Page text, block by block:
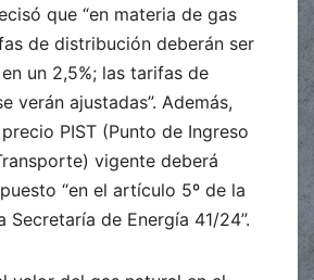
que “en materia de gas
de distribución deberán ser
un 2,5%; las tarifas de
verán ajustadas”. Además,
PIST (Punto de Ingreso
vigente deberá
“en el artículo 5º de la
Secretaría de Energía 41/24”.